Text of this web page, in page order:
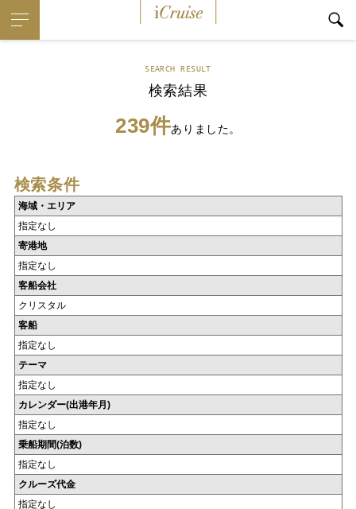
SEARCH RESULT
検索結果
239件ありました。
検索条件
海域・エリア
指定なし
寄港地
指定なし
客船会社
クリスタル
客船
指定なし
テーマ
指定なし
カレンダー(出港年月)
指定なし
乗船期間(泊数)
指定なし
クルーズ代金
指定なし